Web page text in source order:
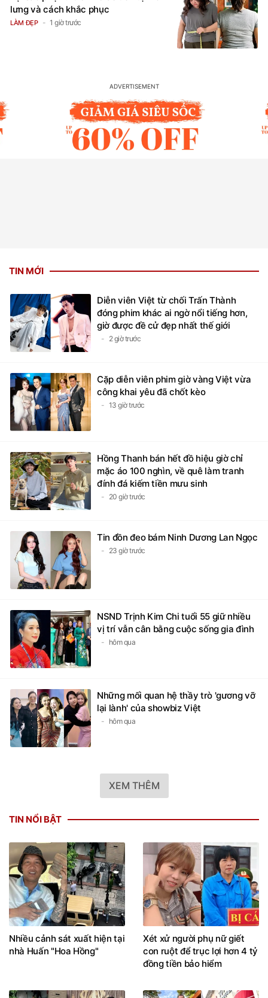
lưng và cách khắc phục
LÀM ĐẸP 1 giờ trước
TIN MỚI
Diễn viên Việt từ chối Trấn Thành
đóng phim khác ai ngờ nổi tiếng hơn,
giờ được đề cử đẹp nhất thế giới
2 giờ trước
Cặp diễn viên phim giờ vàng Việt vừa
công khai yêu đã chốt kèo
13 giờ trước
Hồng Thanh bán hết đồ hiệu giờ chỉ
mặc áo 100 nghìn, về quê làm tranh
đính đá kiếm tiền mưu sinh
20 giờ trước
Tin đồn đeo bám Ninh Dương Lan Ngọc
23 giờ trước
NSND Trịnh Kim Chi tuổi 55 giữ nhiều
vị trí vẫn cân bằng cuộc sống gia đình
hôm qua
Những mối quan hệ thầy trò 'gương vỡ
lại lành' của showbiz Việt
hôm qua
XEM THÊM
TIN NỔI BẬT
Nhiều cảnh sát xuất hiện tại
nhà Huấn "Hoa Hồng"
Xét xử người phụ nữ giết
con ruột để trục lợi hơn 4 tỷ
đồng tiền bảo hiểm